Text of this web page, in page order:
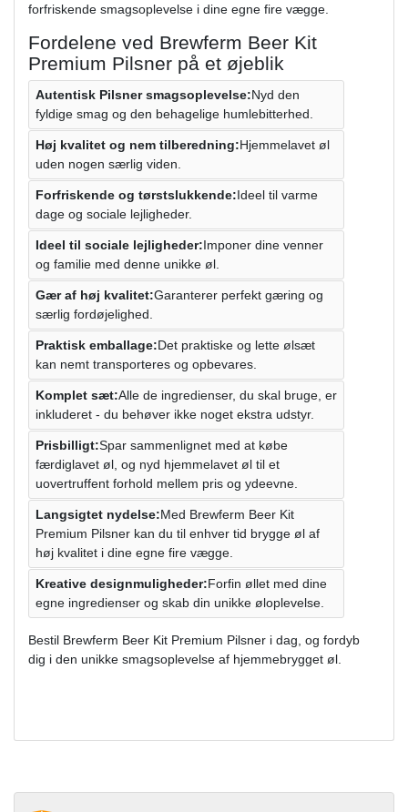
forfriskende smagsoplevelse i dine egne fire vægge.
Fordelene ved Brewferm Beer Kit
Premium Pilsner på et øjeblik
Autentisk Pilsner smagsoplevelse:Nyd den
fyldige smag og den behagelige humlebitterhed.
Høj kvalitet og nem tilberedning:Hjemmelavet øl
uden nogen særlig viden.
Forfriskende og tørstslukkende:Ideel til varme
dage og sociale lejligheder.
Ideel til sociale lejligheder:Imponer dine venner
og familie med denne unikke øl.
Gær af høj kvalitet:Garanterer perfekt gæring og
særlig fordøjelighed.
Praktisk emballage:Det praktiske og lette ølsæt
kan nemt transporteres og opbevares.
Komplet sæt:Alle de ingredienser, du skal bruge, er
inkluderet - du behøver ikke noget ekstra udstyr.
Prisbilligt:Spar sammenlignet med at købe
færdiglavet øl, og nyd hjemmelavet øl til et
uovertruffent forhold mellem pris og ydeevne.
Langsigtet nydelse:Med Brewferm Beer Kit
Premium Pilsner kan du til enhver tid brygge øl af
høj kvalitet i dine egne fire vægge.
Kreative designmuligheder:Forfin øllet med dine
egne ingredienser og skab din unikke øloplevelse.
Bestil Brewferm Beer Kit Premium Pilsner i dag, og fordyb
dig i den unikke smagsoplevelse af hjemmebrygget øl.